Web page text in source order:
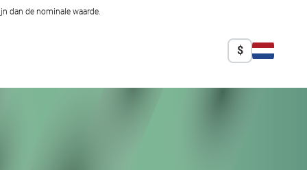
dan de nominale waarde.
$